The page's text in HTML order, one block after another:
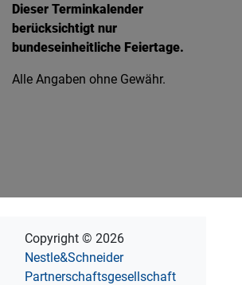
Dieser Terminkalender
berücksichtigt nur
bundeseinheitliche Feiertage.
Alle Angaben ohne Gewähr.
Copyright © 2026
Nestle&Schneider
Partnerschaftsgesellschaft